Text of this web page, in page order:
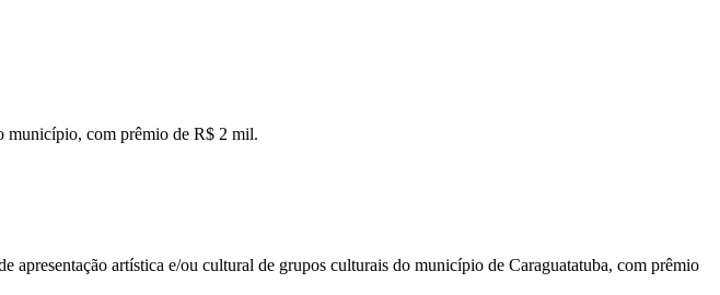
município, com prêmio de R$ 2 mil.
apresentação artística e/ou cultural de grupos culturais do município de Caraguatatuba, com prêmio